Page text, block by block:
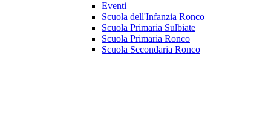
Eventi
Scuola dell'Infanzia Ronco
Scuola Primaria Sulbiate
Scuola Primaria Ronco
Scuola Secondaria Ronco